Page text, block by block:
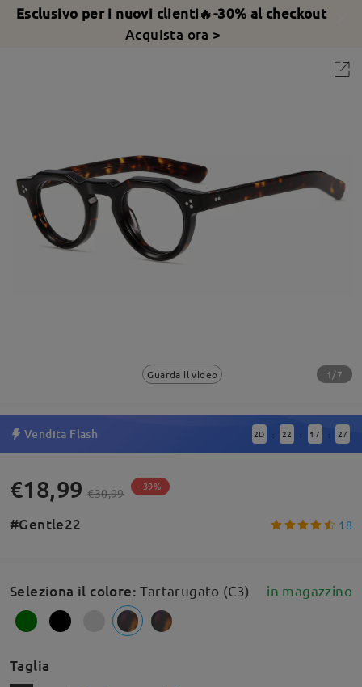
Esclusivo per i nuovi clienti🔥-30% al checkout
Acquista ora >
Guarda il video 1/7
Vendita Flash 2D : 22 : 17 : 26
€18,99 €30,99 -39%
#Gentle22 18
Seleziona il colore:Tartarugato (C3) in magazzino
Taglia